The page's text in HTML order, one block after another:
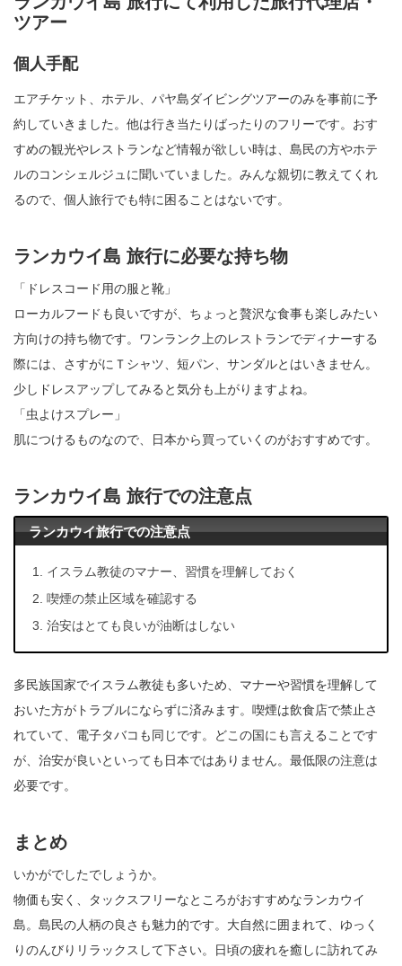
ツアー
個人手配
エアチケット、ホテル、パヤ島ダイビングツアーのみを事前に予
約していきました。他は行き当たりばったりのフリーです。おす
すめの観光やレストランなど情報が欲しい時は、島民の方やホテ
ルのコンシェルジュに聞いていました。みんな親切に教えてくれ
るので、個人旅行でも特に困ることはないです。
ランカウイ島 旅行に必要な持ち物
「ドレスコード用の服と靴」
ローカルフードも良いですが、ちょっと贅沢な食事も楽しみたい
方向けの持ち物です。ワンランク上のレストランでディナーする
際には、さすがにＴシャツ、短パン、サンダルとはいきません。
少しドレスアップしてみると気分も上がりますよね。
「虫よけスプレー」
肌につけるものなので、日本から買っていくのがおすすめです。
ランカウイ島 旅行での注意点
ランカウイ旅行での注意点
イスラム教徒のマナー、習慣を理解しておく
喫煙の禁止区域を確認する
治安はとても良いが油断はしない
多民族国家でイスラム教徒も多いため、マナーや習慣を理解して
おいた方がトラブルにならずに済みます。喫煙は飲食店で禁止さ
れていて、電子タバコも同じです。どこの国にも言えることです
が、治安が良いといっても日本ではありません。最低限の注意は
必要です。
まとめ
いかがでしたでしょうか。
物価も安く、タックスフリーなところがおすすめなランカウイ
島。島民の人柄の良さも魅力的です。大自然に囲まれて、ゆっく
りのんびりリラックスして下さい。日頃の疲れを癒しに訪れてみ